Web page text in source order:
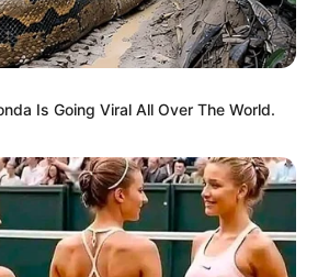
Is Going Viral All Over The World.